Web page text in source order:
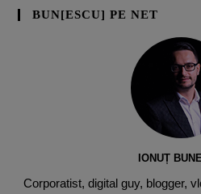
BUN[ESCU] PE NET
IONUȚ
Corporatist, digital guy, blogger,